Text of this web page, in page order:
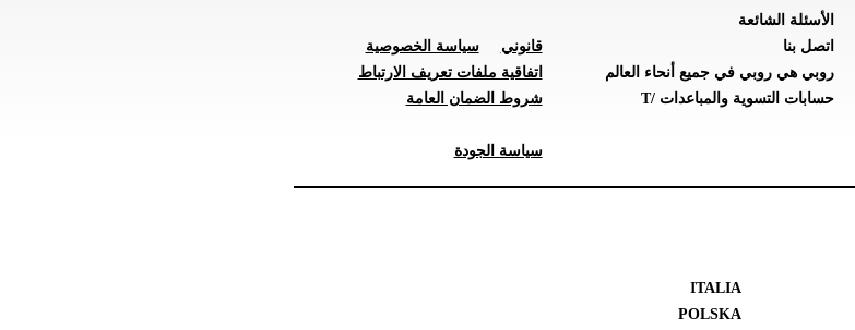
الأسئلة الشائعة
اتصل بنا
روبي هي روبي في جميع أنحاء العالم
حسابات التسوية والمباعدات /T
قانوني
سياسة الخصوصية
اتفاقية ملفات تعريف الارتباط
شروط الضمان العامة
سياسة الجودة
ITALIA
POLSKA